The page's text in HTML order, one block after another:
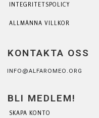
INTEGRITETSPOLICY
ALLMÄNNA VILLKOR
KONTAKTA OSS
INFO@ALFAROMEO.ORG
BLI MEDLEM!
SKAPA KONTO